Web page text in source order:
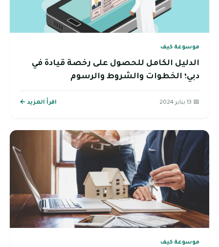
موسوعة كيف
الدليل الكامل للحصول على رخصة قيادة في
دبي؛ الخطوات والشروط والرسوم
📅 13 يناير 2024 اقرأ المزيد ←
موسوعة كيف